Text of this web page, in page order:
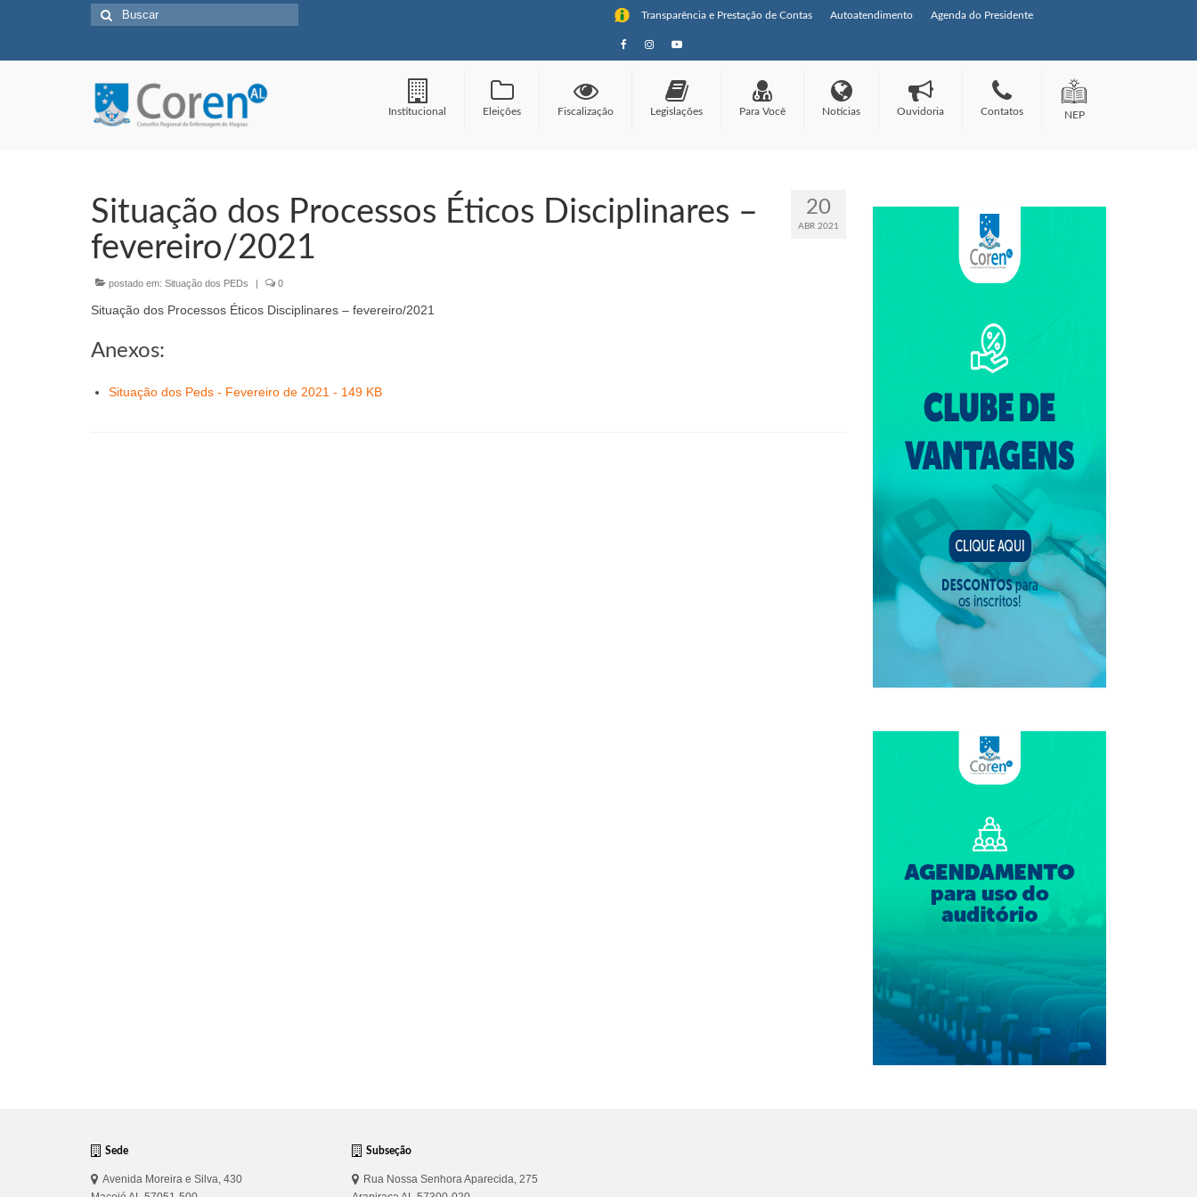
Transparência e Prestação de Contas Autoatendimento Agenda do Presidente
Buscar
por:
Institucional Eleições Fiscalização Legislações Para Você Notícias Ouvidoria Contatos NEP
20
ABR 2021
Situação dos Processos Éticos Disciplinares –
fevereiro/2021
postado em: Situação dos PEDs | 0
Situação dos Processos Éticos Disciplinares – fevereiro/2021
Anexos:
Situação dos Peds - Fevereiro de 2021 - 149 KB
Sede
Avenida Moreira e Silva, 430
Subseção
Rua Nossa Senhora Aparecida, 275